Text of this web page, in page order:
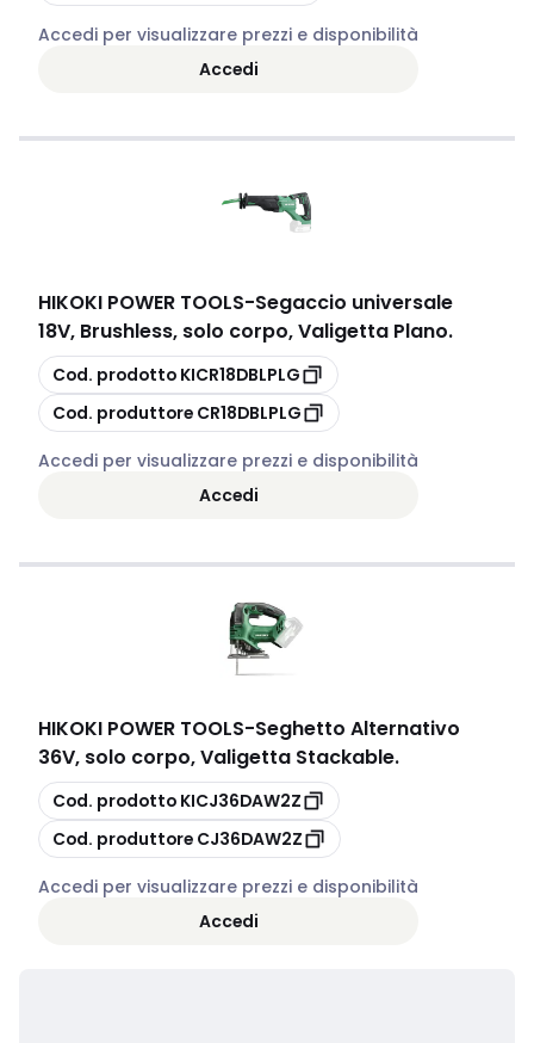
Accedi per visualizzare prezzi e disponibilità
Accedi
HIKOKI POWER TOOLS-Segaccio universale
18V, Brushless, solo corpo, Valigetta Plano.
copia
Cod. prodotto KICR18DBLPLG
copia
Cod. produttore CR18DBLPLG
Accedi per visualizzare prezzi e disponibilità
Accedi
HIKOKI POWER TOOLS-Seghetto Alternativo
36V, solo corpo, Valigetta Stackable.
copia
Cod. prodotto KICJ36DAW2Z
copia
Cod. produttore CJ36DAW2Z
Accedi per visualizzare prezzi e disponibilità
Accedi